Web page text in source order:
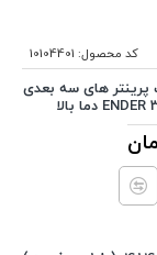
کد محصول: 10104401
پرینتر های سه بعدی